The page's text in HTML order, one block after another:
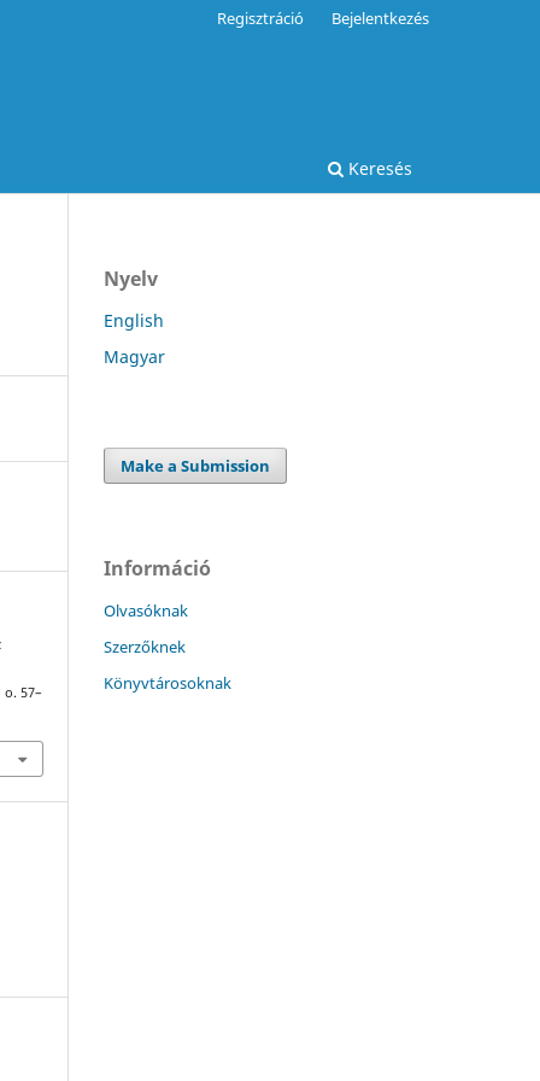
Keresés
Regisztráció Bejelentkezés
o. 57–
Nyelv
English
Magyar
Make a Submission
Információ
Olvasóknak
Szerzőknek
Könyvtárosoknak